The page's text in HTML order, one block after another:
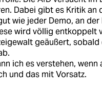
Dabei gibt es Kritik an
wie jeder Demo, an
wird völlig
geäußert,
ich es verstehen,
und das mit Vorsatz.